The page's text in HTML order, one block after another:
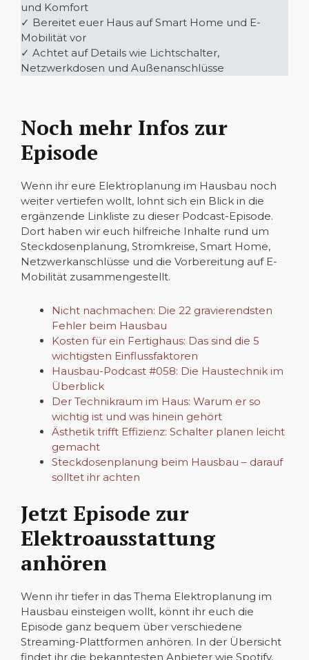
und Komfort
✓ Bereitet euer Haus auf Smart Home und E-
Mobilität vor
✓ Achtet auf Details wie Lichtschalter,
Netzwerkdosen und Außenanschlüsse
Noch mehr Infos zur
Episode
Wenn ihr eure Elektroplanung im Hausbau noch
weiter vertiefen wollt, lohnt sich ein Blick in die
ergänzende Linkliste zu dieser Podcast-Episode.
Dort haben wir euch hilfreiche Inhalte rund um
Steckdosenplanung, Stromkreise, Smart Home,
Netzwerkanschlüsse und die Vorbereitung auf E-
Mobilität zusammengestellt.
Nicht nachmachen: Die 22 gravierendsten
Fehler beim Hausbau
Kosten für ein Fertighaus: Das sind die 5
wichtigsten Einflussfaktoren
Hausbau-Podcast #058: Die Haustechnik im
Überblick
Der Technikraum im Haus: Warum er so
wichtig ist und was hinein gehört
Ästhetik trifft Effizienz: Schalter planen leicht
gemacht
Steckdosenplanung beim Hausbau – darauf
solltet ihr achten
Jetzt Episode zur
Elektroausstattung
anhören
Wenn ihr tiefer in das Thema Elektroplanung im
Hausbau einsteigen wollt, könnt ihr euch die
Episode ganz bequem über verschiedene
Streaming-Plattformen anhören. In der Übersicht
findet ihr die bekanntesten Anbieter wie Spotify,